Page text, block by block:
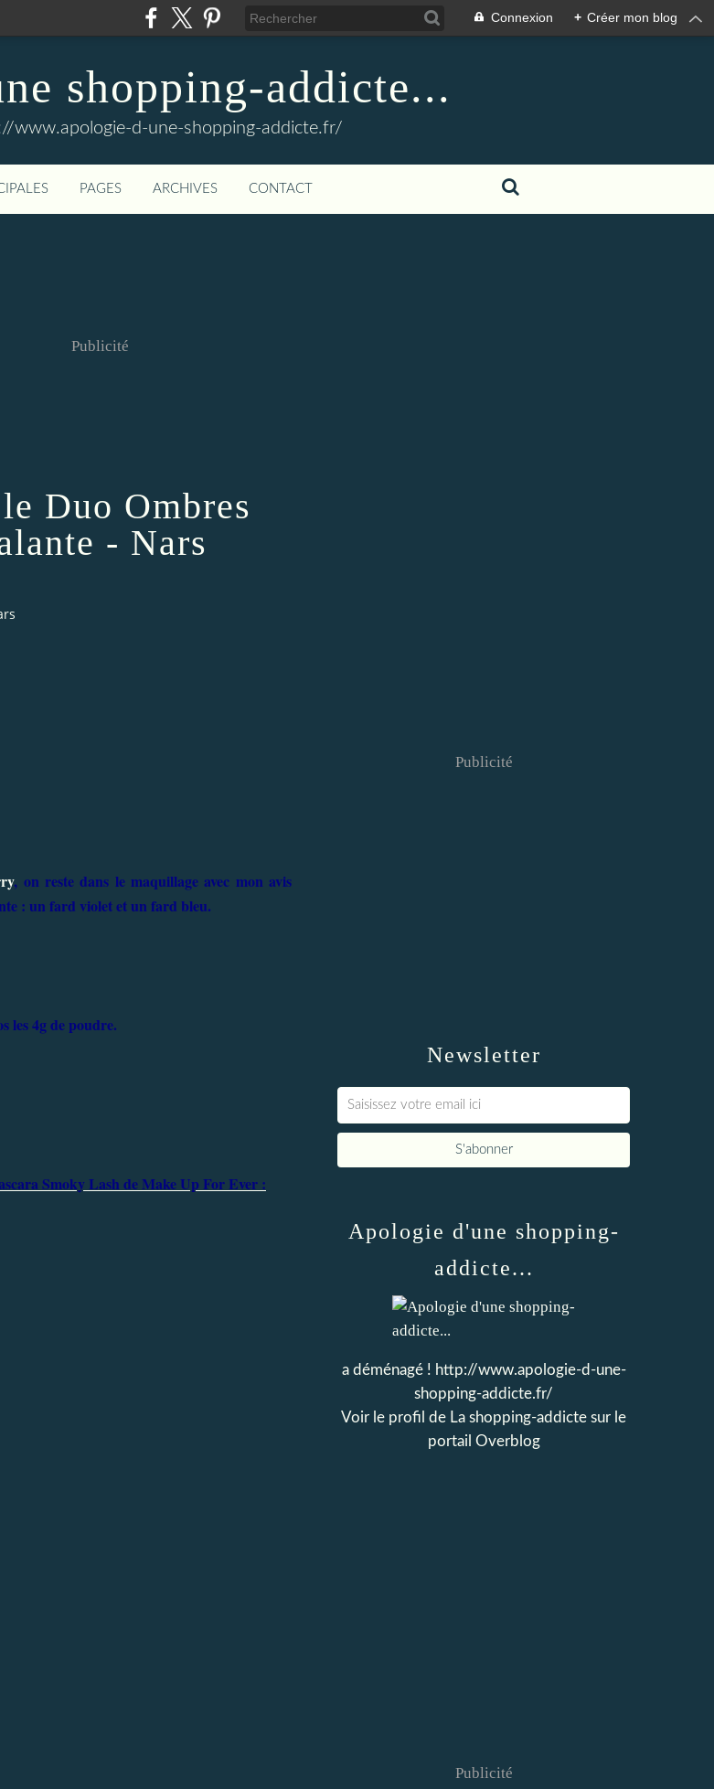
Connexion + Créer mon blog
shopping-addicte...
www.apologie-d-une-shopping-addicte.fr/
PAGES ARCHIVES CONTACT
Publicité
Duo Ombres
- Nars
, on reste dans le maquillage avec mon avis
: un fard violet et un fard bleu.
les 4g de poudre.
Smoky Lash de Make Up For Ever :
Newsletter
Publicité
Apologie d'une shopping-
addicte...
a déménagé ! http://www.apologie-d-une-
shopping-addicte.fr/
Voir le profil de La shopping-addicte sur le
portail Overblog
Publicité